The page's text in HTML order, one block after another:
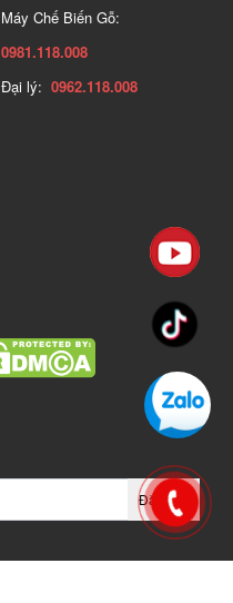
Máy Chế Biến Gỗ:
0981.118.008
Đại lý: 0962.118.008
Đăng ký